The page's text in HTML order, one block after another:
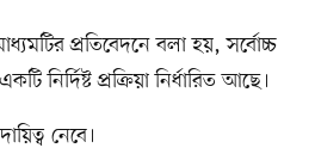
প্রতিবেদনে বলা হয়, সর্বোচ্চ
নির্দিষ্ট প্রক্রিয়া নির্ধারিত আছে।
নেবে।